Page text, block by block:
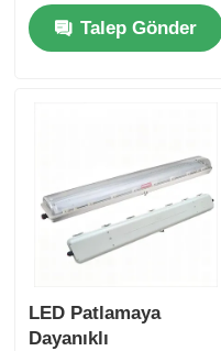
Yaşam Süresi ve
Korozyona Dirençli
Talep Gönder
LED Patlamaya
Dayanıklı